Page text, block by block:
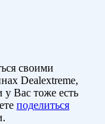
своими
Dealextreme,
у Вас тоже есть
поделиться